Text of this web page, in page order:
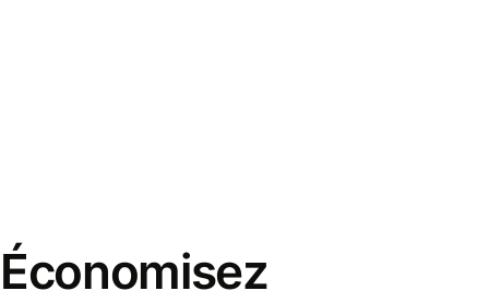
Économisez